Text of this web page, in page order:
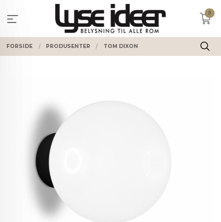
innholdet
0
FORSIDE PRODUSENTER TOM DIXON